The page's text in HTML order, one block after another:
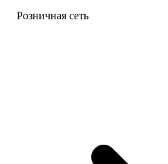
Розничная сеть